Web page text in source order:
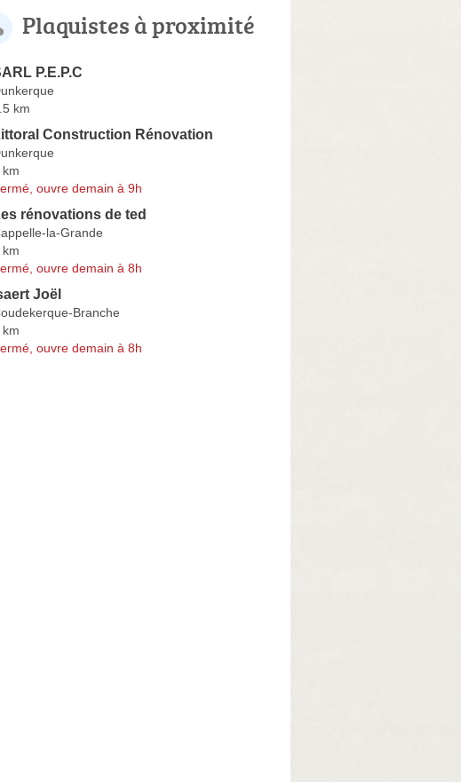
Plaquistes à proximité
P.E.P.C
km
Construction Rénovation
km
ouvre demain à 9h
rénovations de ted
la-Grande
km
ouvre demain à 8h
Joël
Branche
km
ouvre demain à 8h